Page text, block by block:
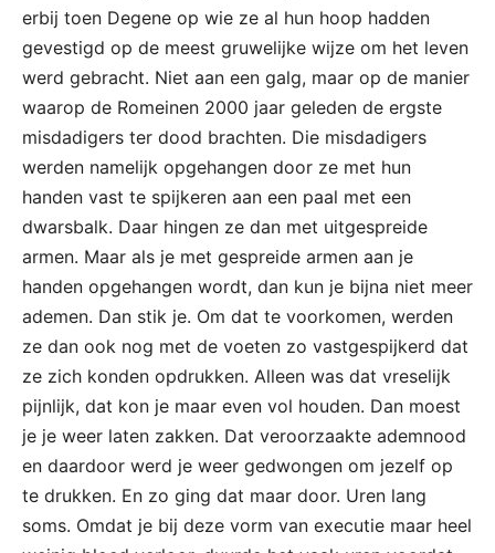
erbij toen Degene op wie ze al hun hoop hadden
gevestigd op de meest gruwelijke wijze om het leven
werd gebracht. Niet aan een galg, maar op de manier
waarop de Romeinen 2000 jaar geleden de ergste
misdadigers ter dood brachten. Die misdadigers
werden namelijk opgehangen door ze met hun
handen vast te spijkeren aan een paal met een
dwarsbalk. Daar hingen ze dan met uitgespreide
armen. Maar als je met gespreide armen aan je
handen opgehangen wordt, dan kun je bijna niet meer
ademen. Dan stik je. Om dat te voorkomen, werden
ze dan ook nog met de voeten zo vastgespijkerd dat
ze zich konden opdrukken. Alleen was dat vreselijk
pijnlijk, dat kon je maar even vol houden. Dan moest
je je weer laten zakken. Dat veroorzaakte ademnood
en daardoor werd je weer gedwongen om jezelf op
te drukken. En zo ging dat maar door. Uren lang
soms. Omdat je bij deze vorm van executie maar heel